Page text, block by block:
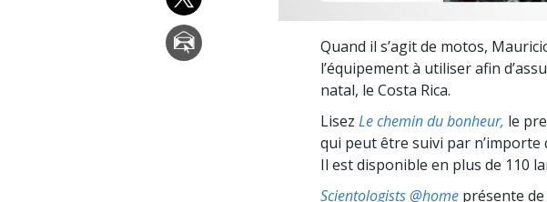
Quand il s’agit de motos,
l’équipement à utiliser afin
natal, le Costa Rica.
Lisez Le chemin du bonheur, le
qui peut être suivi par n’importe
Il est disponible en plus de 110
Scientologists @home présente